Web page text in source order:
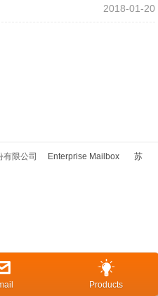
2018-01-20
有限公司 Enterprise Mailbox 苏
Products